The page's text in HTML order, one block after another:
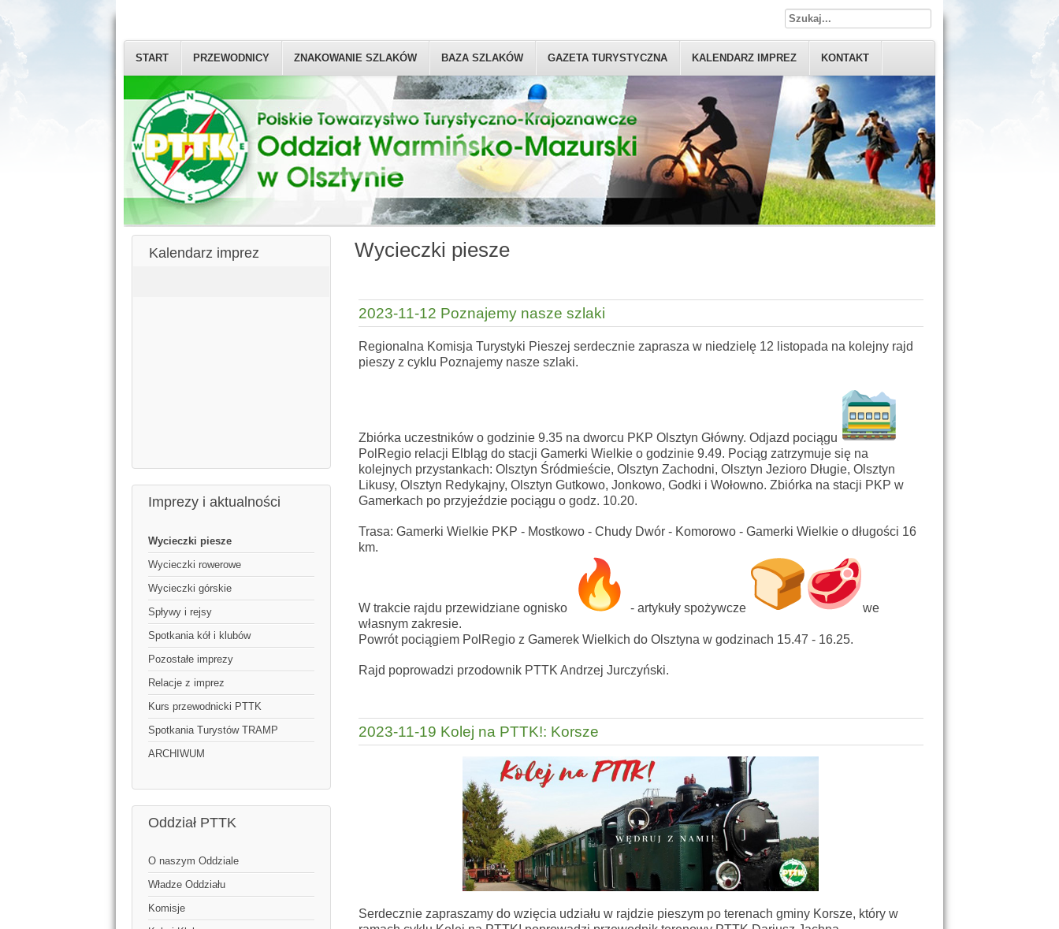
START PRZEWODNICY ZNAKOWANIE SZLAKÓW BAZA SZLAKÓW GAZETA TURYSTYCZNA KALENDARZ IMPREZ KONTAKT
Kalendarz imprez
Imprezy i aktualności
Wycieczki piesze
Wycieczki rowerowe
Wycieczki górskie
Spływy i rejsy
Spotkania kół i klubów
Pozostałe imprezy
Relacje z imprez
Kurs przewodnicki PTTK
Spotkania Turystów TRAMP
ARCHIWUM
Oddział PTTK
O naszym Oddziale
Władze Oddziału
Komisje
Wycieczki piesze
2023-11-12 Poznajemy nasze szlaki
Regionalna Komisja Turystyki Pieszej serdecznie zaprasza w niedzielę 12 listopada na kolejny rajd
pieszy z cyklu Poznajemy nasze szlaki.
Zbiórka uczestników o godzinie 9.35 na dworcu PKP Olsztyn Główny. Odjazd pociągu
PolRegio relacji Elbląg do stacji Gamerki Wielkie o godzinie 9.49. Pociąg zatrzymuje się na
kolejnych przystankach: Olsztyn Śródmieście, Olsztyn Zachodni, Olsztyn Jezioro Długie, Olsztyn
Likusy, Olsztyn Redykajny, Olsztyn Gutkowo, Jonkowo, Godki i Wołowno. Zbiórka na stacji PKP w
Gamerkach po przyjeździe pociągu o godz. 10.20.
Trasa: Gamerki Wielkie PKP - Mostkowo - Chudy Dwór - Komorowo - Gamerki Wielkie o długości 16
km.
W trakcie rajdu przewidziane ognisko - artykuły spożywcze
we
własnym zakresie.
Powrót pociągiem PolRegio z Gamerek Wielkich do Olsztyna w godzinach 15.47 - 16.25.
Rajd poprowadzi przodownik PTTK Andrzej Jurczyński.
2023-11-19 Kolej na PTTK!: Korsze
Serdecznie zapraszamy do wzięcia udziału w rajdzie pieszym po terenach gminy Korsze, który w